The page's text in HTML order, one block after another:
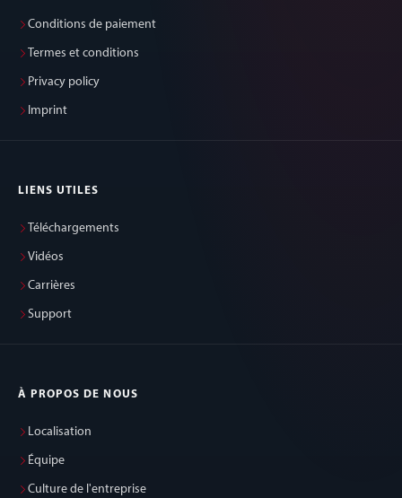
Conditions de paiement
Termes et conditions
Privacy policy
Imprint
LIENS UTILES
Téléchargements
Vidéos
Carrières
Support
À PROPOS DE NOUS
Localisation
Équipe
Culture de l'entreprise